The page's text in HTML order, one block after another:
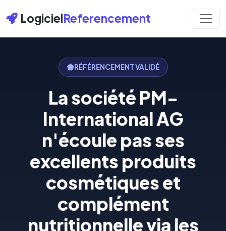
LogicielReferencement
RÉFÉRENCEMENT VALIDÉ
La société PM-
International AG
n'écoule pas ses
excellents produits
cosmétiques et
complément
nutritionnelle via les